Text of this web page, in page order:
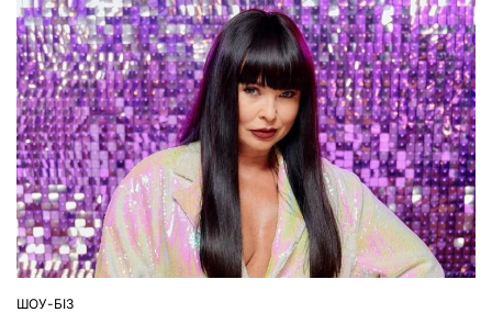
ОПУБЛІКУВАТИ
ШОУ-БІЗ